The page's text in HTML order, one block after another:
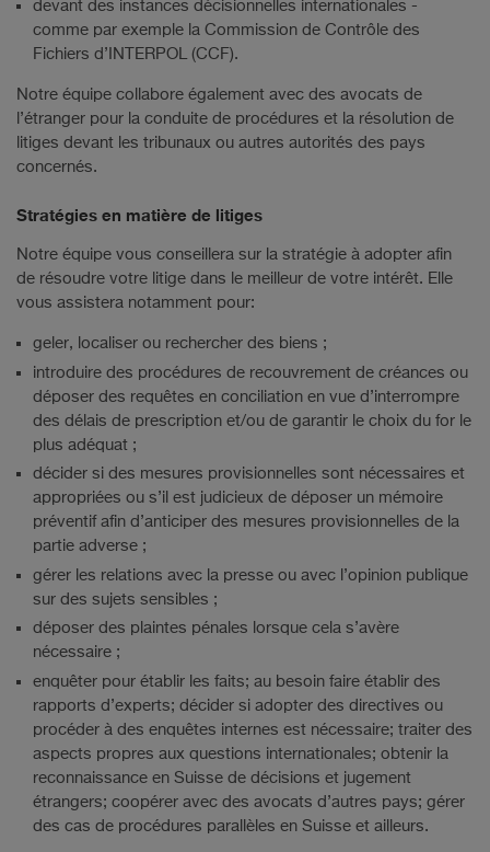
devant des instances décisionnelles internationales -
comme par exemple la Commission de Contrôle des
Fichiers d’INTERPOL (CCF).
Notre équipe collabore également avec des avocats de
l’étranger pour la conduite de procédures et la résolution de
litiges devant les tribunaux ou autres autorités des pays
concernés.
Stratégies en matière de litiges
Notre équipe vous conseillera sur la stratégie à adopter afin
de résoudre votre litige dans le meilleur de votre intérêt. Elle
vous assistera notamment pour:
geler, localiser ou rechercher des biens ;
introduire des procédures de recouvrement de créances ou
déposer des requêtes en conciliation en vue d’interrompre
des délais de prescription et/ou de garantir le choix du for le
plus adéquat ;
décider si des mesures provisionnelles sont nécessaires et
appropriées ou s’il est judicieux de déposer un mémoire
préventif afin d’anticiper des mesures provisionnelles de la
partie adverse ;
gérer les relations avec la presse ou avec l’opinion publique
sur des sujets sensibles ;
déposer des plaintes pénales lorsque cela s’avère
nécessaire ;
enquêter pour établir les faits; au besoin faire établir des
rapports d’experts; décider si adopter des directives ou
procéder à des enquêtes internes est nécessaire; traiter des
aspects propres aux questions internationales; obtenir la
reconnaissance en Suisse de décisions et jugement
étrangers; coopérer avec des avocats d’autres pays; gérer
des cas de procédures parallèles en Suisse et ailleurs.